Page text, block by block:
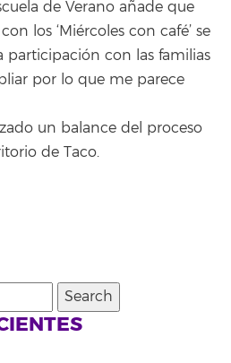
de Verano añade que
los ‘Miércoles con café’ se
participación con las familias
por lo que me parece
un balance del proceso
de Taco.